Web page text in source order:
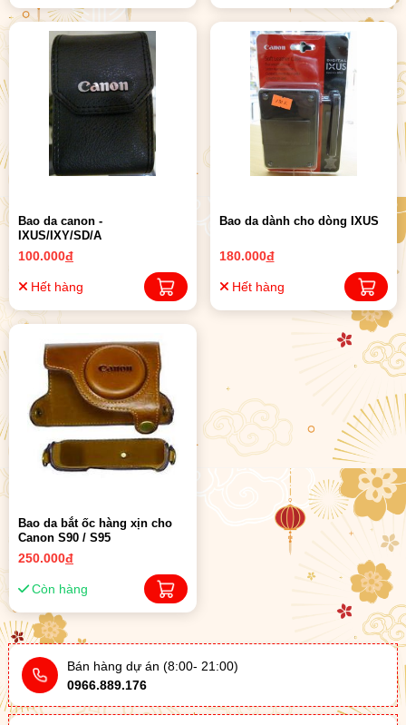
Bao da canon -
IXUS/IXY/SD/A
100.000đ
Hết hàng
Bao da dành cho dòng IXUS
180.000đ
Hết hàng
Bao da bắt ốc hàng xịn cho
Canon S90 / S95
250.000đ
Còn hàng
Bán hàng dự án (8:00- 21:00)
0966.889.176